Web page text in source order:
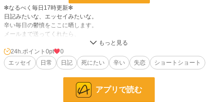
✻なるべく毎日17時更新✻
日記みたいな、エッセイみたいな。
辛い毎日の鬱憤をここに晒します。
メールまで送ってくれたら、
《本作は半分フィクションです。実在する人物、団体とは一切関係ありません》
suika-utsu@outlook.jp
228,586 位 / 228,586 件
8,861 位 / 8,861 件
24h.ポイント 0pt
0
エッセイ
日常 日記 死にたい 辛い 失恋 ショートショート
アプリで読む